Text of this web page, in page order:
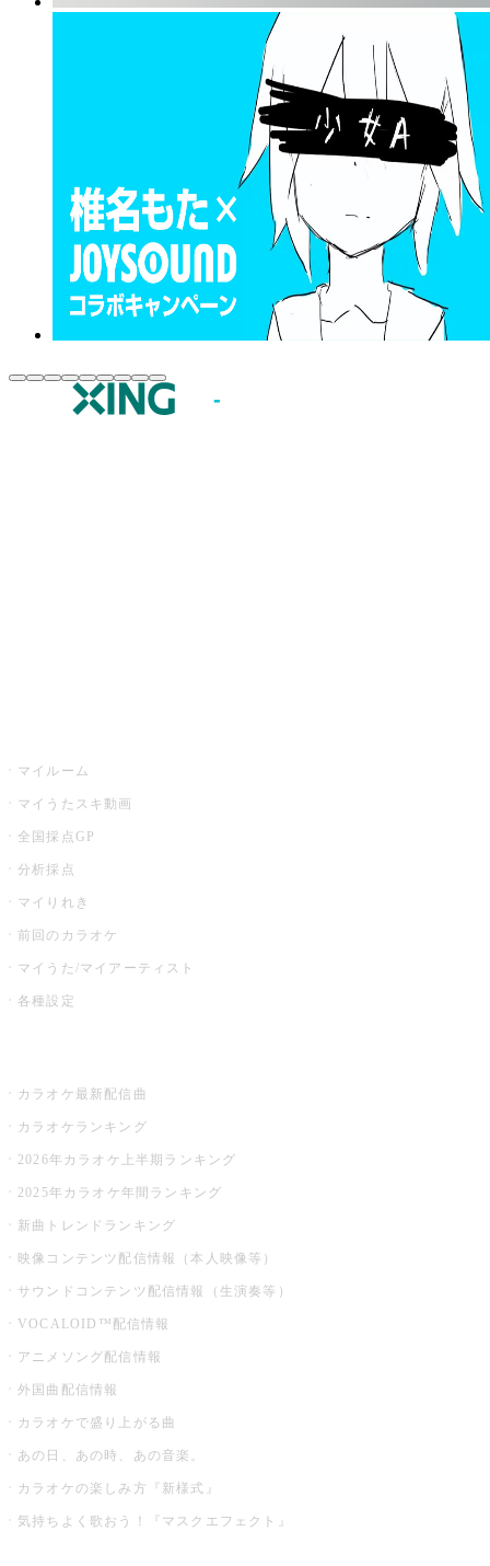
マイルーム
マイうたスキ動画
全国採点GP
分析採点
マイりれき
前回のカラオケ
マイうた/マイアーティスト
各種設定
カラオケ最新配信曲
カラオケランキング
2026年カラオケ上半期ランキング
2025年カラオケ年間ランキング
新曲トレンドランキング
映像コンテンツ配信情報（本人映像等）
サウンドコンテンツ配信情報（生演奏等）
VOCALOID™配信情報
アニメソング配信情報
外国曲配信情報
カラオケで盛り上がる曲
あの日、あの時、あの音楽。
カラオケの楽しみ方『新様式』
気持ちよく歌おう！『マスクエフェクト』